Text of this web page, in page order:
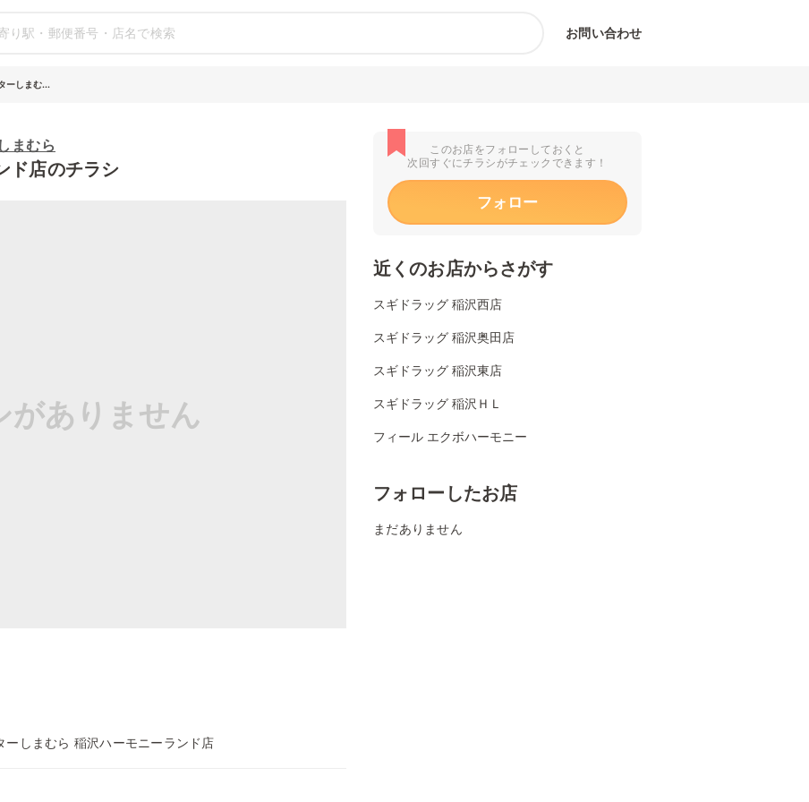
お問い合わせ
ーしまむ...
まむら
ド店のチラシ
がありません
ーしまむら 稲沢ハーモニーランド店
このお店をフォローしておくと
次回すぐにチラシがチェックできます！
フォロー
近くのお店からさがす
スギドラッグ 稲沢西店
スギドラッグ 稲沢奥田店
スギドラッグ 稲沢東店
スギドラッグ 稲沢ＨＬ
フィール エクボハーモニー
フォローしたお店
まだありません